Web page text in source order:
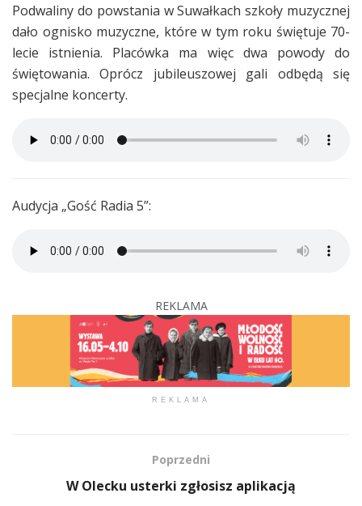
Podwaliny do powstania w Suwałkach szkoły muzycznej
dało ognisko muzyczne, które w tym roku świętuje 70-
lecie istnienia. Placówka ma więc dwa powody do
świętowania. Oprócz jubileuszowej gali odbędą się
specjalne koncerty.
Audycja „Gość Radia 5”:
REKLAMA
REKLAMA
Poprzedni
W Olecku usterki zgłosisz aplikacją